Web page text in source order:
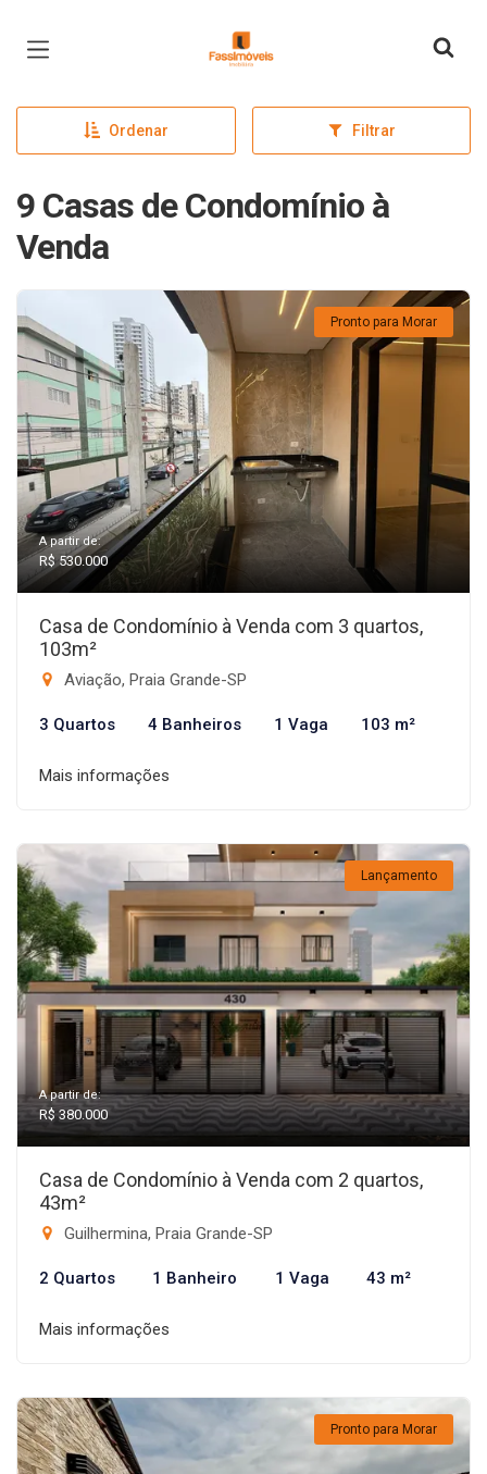
Página inicial
Ordenar Filtrar
9 Casas de Condomínio à
Venda
Pronto para Morar
A partir de:
R$ 530.000
Casa de Condomínio à Venda com 3 quartos,
103m²
Aviação, Praia Grande-SP
3 Quartos 4 Banheiros 1 Vaga 103 m²
Mais informações
Lançamento
A partir de:
R$ 380.000
Casa de Condomínio à Venda com 2 quartos,
43m²
Guilhermina, Praia Grande-SP
2 Quartos 1 Banheiro 1 Vaga 43 m²
Mais informações
Pronto para Morar